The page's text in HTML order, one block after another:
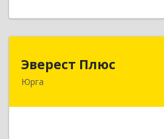
Эверест Плюс
Юрга652055, Кемеровская обл,